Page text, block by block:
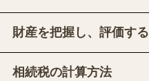
財産を把握し、評価する
相続税の計算方法